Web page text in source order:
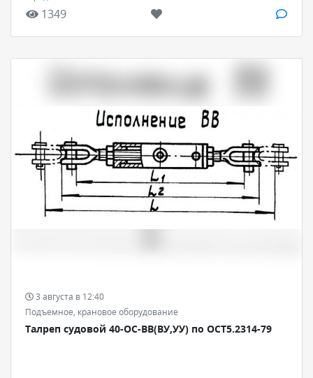
1349
3 августа в 12:40
Подъемное, крановое оборудование
Талреп судовой 40-ОС-ВВ(ВУ,УУ) по ОСТ5.2314-79